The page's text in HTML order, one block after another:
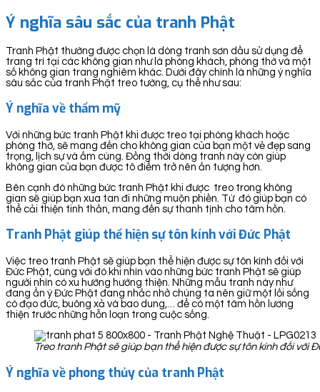
Ý nghĩa sâu sắc của tranh Phật
Tranh Phật thường được chọn là dòng tranh sơn dầu sử dụng để
trang trí tại các không gian như là phòng khách, phòng thờ và một
số không gian trang nghiêm khác. Dưới đây chính là những ý nghĩa
sâu sắc của tranh Phật treo tường, cụ thể như sau:
Ý nghĩa về thẩm mỹ
Với những bức tranh Phật khi được treo tại phòng khách hoặc
phòng thờ, sẽ mang đến cho không gian của bạn một vẻ đẹp sang
trọng, lịch sự và ấm cúng. Đồng thời dòng tranh này còn giúp
không gian của bạn được tô điểm trở nên ấn tượng hơn.
Bên cạnh đó những bức tranh Phật khi được treo trong không
gian sẽ giúp bạn xua tan đi những muộn phiền. Từ đó giúp bạn có
thể cải thiện tinh thần, mang đến sự thanh tịnh cho tâm hồn.
Tranh Phật giúp thể hiện sự tôn kính với Đức Phật
Việc treo tranh Phật sẽ giúp bạn thể hiện được sự tôn kính đối với
Đức Phật, cùng với đó khi nhìn vào những bức tranh Phật sẽ giúp
người nhìn có xu hướng hướng thiện. Những mẫu tranh này như
đang ẩn ý Đức Phật đang nhắc nhở chúng ta nên giữ một lối sống
có đạo đức, buông xả và bao dung,… để có một tâm hồn lương
thiện trước những hỗn loạn trong cuộc sống.
Treo tranh Phật sẽ giúp bạn thể hiện được sự tôn kính đối với
Ý nghĩa về phong thủy của tranh Phật